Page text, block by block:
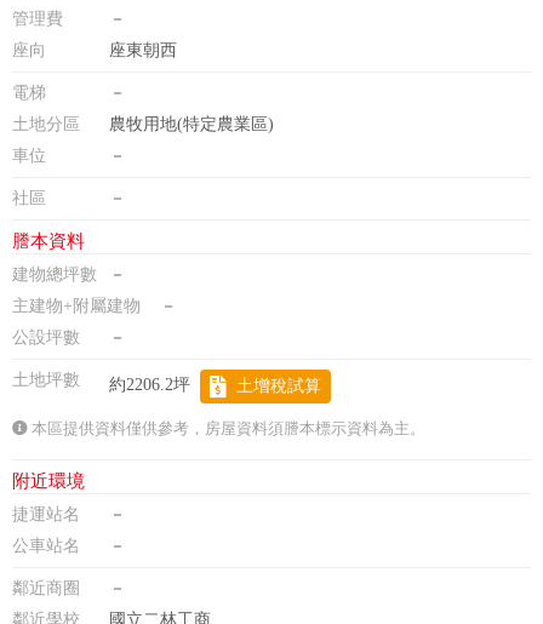
管理費
－
座向
座東朝西
電梯
－
土地分區
農牧用地(特定農業區)
車位
－
社區 －
謄本資料
建物總坪數
－
主建物+附屬建物
－
公設坪數
－
土地坪數 約2206.2坪 土增稅試算
本區提供資料僅供參考，房屋資料須謄本標示資料為主。
附近環境
捷運站名
－
公車站名
－
鄰近商圈
－
鄰近學校
國立二林工商